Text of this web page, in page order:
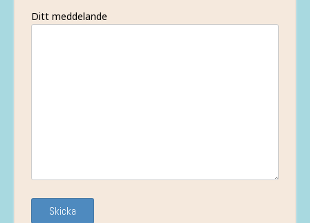
Ditt meddelande